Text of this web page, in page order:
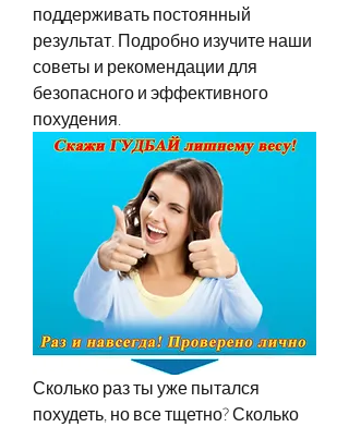
поддерживать постоянный
результат. Подробно изучите наши
советы и рекомендации для
безопасного и эффективного
похудения.
Сколько раз ты уже пытался
похудеть, но все тщетно? Сколько